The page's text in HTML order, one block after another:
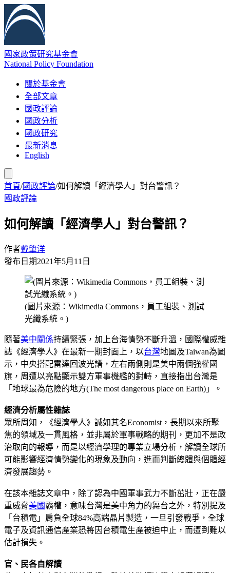
國家政策研究基金會
National Policy Foundation
關於基金會
全部文章
國政評論
國政分析
國政研究
最新消息
English
首頁/國政評論/如何解讀「經濟學人」對台警訊？
國政評論
如何解讀「經濟學人」對台警訊？
作者戴肇洋
發布日期2021年5月11日
(圖片來源：Wikimedia Commons，員工組裝、測試
光纖系統。)
隨著美中關係持續緊張，加上台海情勢不斷升溫，國際權威雜
誌《經濟學人》在最新一期封面上，以台灣地圖及Taiwan為圖
示，中央搭配雷達回波光譜，左右兩側則是美中兩個強權國
旗，周遭以亮點顯示雙方軍事機艦的對峙，直接指出台灣是
「地球最為危險的地方(The most dangerous place on Earth)」。
經濟分析屬性雜誌
眾所周知，《經濟學人》誠如其名Economist，長期以來所聚
焦的領域及一貫風格，並非屬於軍事戰略的期刊，更加不是政
治取向的報導，而是以經濟學理的專業立場分析，解讀全球所
可能影響經濟情勢變化的現象及動向，進而判斷總體與個體經
濟發展趨勢。
在該本雜誌文章中，除了認為中國軍事武力不斷茁壯，正在嚴
重威脅美國 霸權，意味台灣是美中角力的舞台之外，特別提及
「台積電」肩負全球84%高端晶片製造，一旦引發戰爭，全球
電子及資訊通信產業恐將因台積電生產被迫中止，而遭到難以
估計損失。
官、民各自解讀